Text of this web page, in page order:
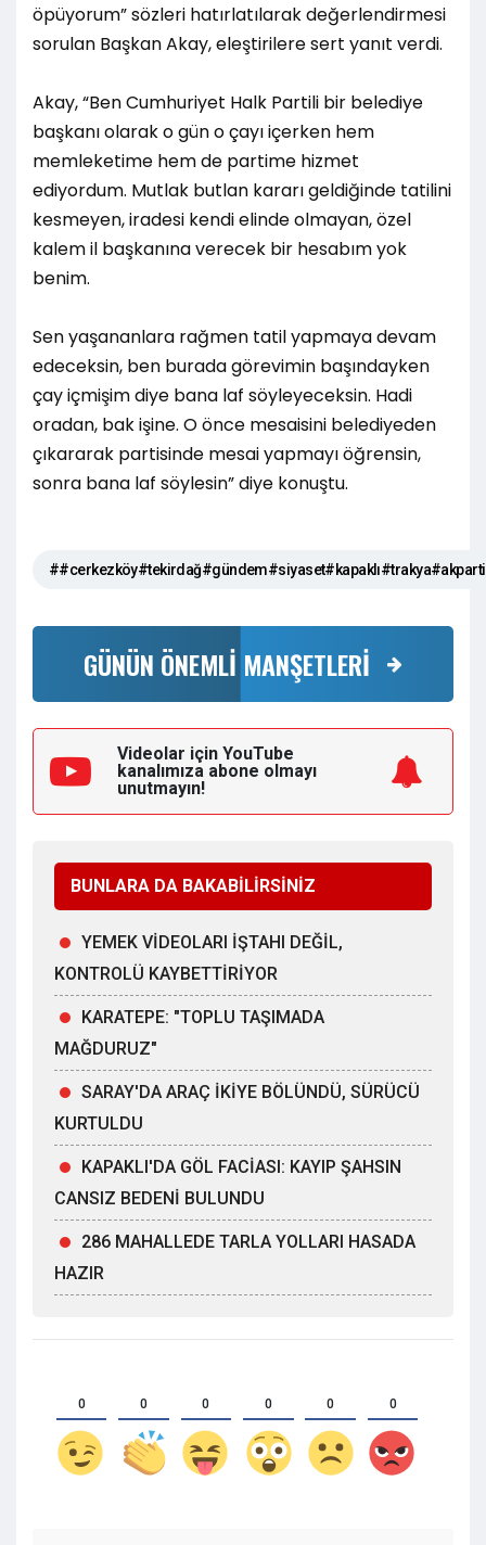
öpüyorum” sözleri hatırlatılarak değerlendirmesi
sorulan Başkan Akay, eleştirilere sert yanıt verdi.
Akay, “Ben Cumhuriyet Halk Partili bir belediye
başkanı olarak o gün o çayı içerken hem
memleketime hem de partime hizmet
ediyordum. Mutlak butlan kararı geldiğinde tatilini
kesmeyen, iradesi kendi elinde olmayan, özel
kalem il başkanına verecek bir hesabım yok
benim.
Sen yaşananlara rağmen tatil yapmaya devam
edeceksin, ben burada görevimin başındayken
çay içmişim diye bana laf söyleyeceksin. Hadi
oradan, bak işine. O önce mesaisini belediyeden
çıkararak partisinde mesai yapmayı öğrensin,
sonra bana laf söylesin” diye konuştu.
GÜNÜN ÖNEMLİ MANŞETLERİ
Videolar için YouTube
kanalımıza abone olmayı
unutmayın!
BUNLARA DA BAKABİLİRSİNİZ
YEMEK VİDEOLARI İŞTAHI DEĞİL,
KONTROLÜ KAYBETTİRİYOR
KARATEPE: "TOPLU TAŞIMADA
MAĞDURUZ"
SARAY'DA ARAÇ İKİYE BÖLÜNDÜ, SÜRÜCÜ
KURTULDU
KAPAKLI'DA GÖL FACİASI: KAYIP ŞAHSIN
CANSIZ BEDENİ BULUNDU
286 MAHALLEDE TARLA YOLLARI HASADA
HAZIR
0 0 0 0 0 0